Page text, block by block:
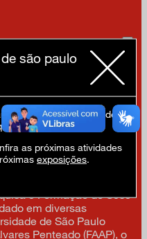
Urbanismo na Faculdade
da Universidade de
pesquisa sobre Moda e
Filosofia, Ciências
Unifesp (Universidade
atuou como curador
século XX: as roupas e a
Ema Klabin e do
de Marcel Proust
e Formação do Sesc
em diversas
de São Paulo
Penteado (FAAP), o
são paulo
fechada em virtude
Ibirapuera.
as próximas atividades
exposições.